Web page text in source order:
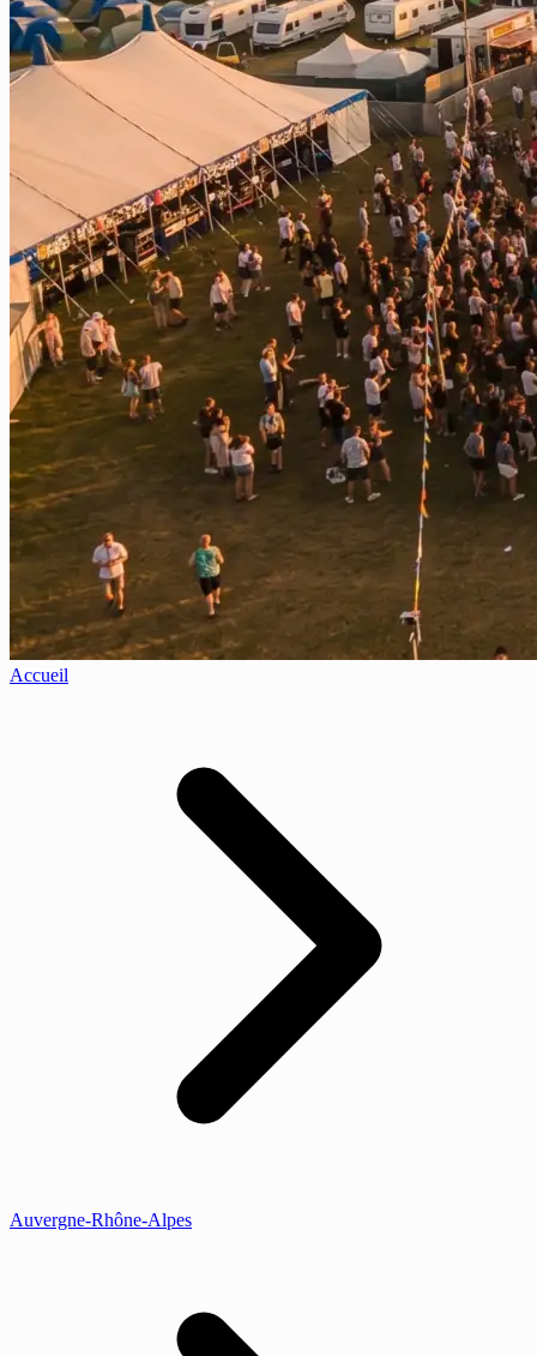
Accueil
Auvergne-Rhône-Alpes